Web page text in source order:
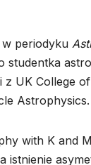
w periodyku
studentka
UK College
Astrophysics.
with K and
istnienie